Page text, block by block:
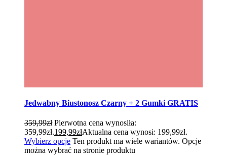
Jedwabny Biustonosz Czarny + 2 Gumki GRATIS
359,99zł Pierwotna cena wynosiła:
359,99zł.199,99złAktualna cena wynosi: 199,99zł.
Wybierz opcje Ten produkt ma wiele wariantów. Opcje
można wybrać na stronie produktu